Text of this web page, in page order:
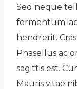
Sed neque
fermentum
hendrerit.
Phasellus ac
sagittis est.
Mauris vitae